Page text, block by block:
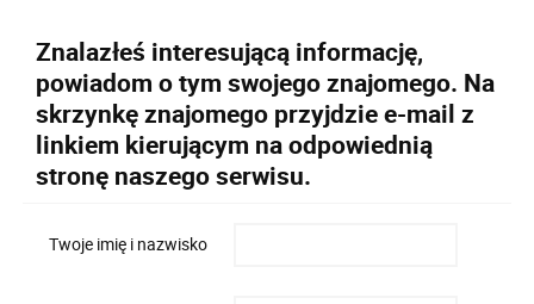
Znalazłeś interesującą informację,
powiadom o tym swojego znajomego. Na
skrzynkę znajomego przyjdzie e-mail z
linkiem kierującym na odpowiednią
stronę naszego serwisu.
Twoje imię i nazwisko